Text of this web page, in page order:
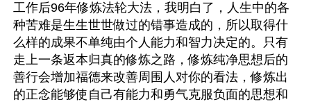
工作后96年修炼法轮大法，我明白了，人生中的各
种苦难是生生世世做过的错事造成的，所以取得什
么样的成果不单纯由个人能力和智力决定的。只有
走上一条返本归真的修炼之路，修炼纯净思想后的
善行会增加福德来改善周围人对你的看法，修炼出
的正念能够使自己有能力和勇气克服负面的思想和